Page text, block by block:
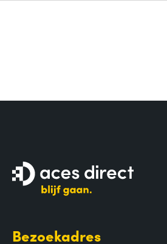
Bezoekadres